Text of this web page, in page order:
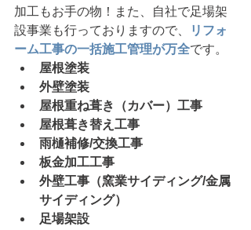
加工もお手の物！また、自社で足場架
設事業も行っておりますので、
リフォ
ーム工事の一括施工管理が万全です。
屋根塗装
外壁塗装
屋根重ね葺き（カバー）工事
屋根葺き替え工事
雨樋補修/交換工事
板金加工工事
外壁工事（窯業サイディング/金属
サイディング）
足場架設